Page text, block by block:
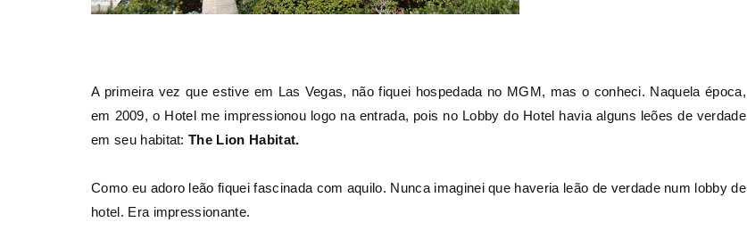
A primeira vez que estive em Las Vegas, não fiquei hospedada no MGM, mas o conheci. Naquela época,
em 2009, o Hotel me impressionou logo na entrada, pois no Lobby do Hotel havia alguns leões de verdade
em seu habitat:The Lion Habitat.
Como eu adoro leão fiquei fascinada com aquilo. Nunca imaginei que haveria leão de verdade num lobby de
hotel. Era impressionante.